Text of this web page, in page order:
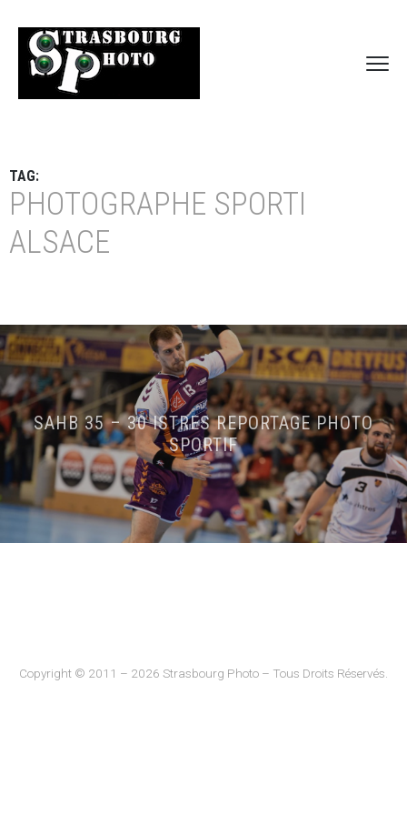
TAG:
PHOTOGRAPHE SPORTI
ALSACE
SAHB 35 – 30 ISTRES REPORTAGE PHOTO
SPORTIF
Copyright © 2011 – 2026 Strasbourg Photo – Tous Droits Réservés.